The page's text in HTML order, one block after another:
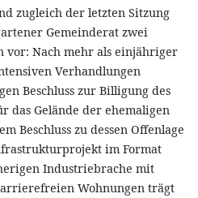
zugleich der letzten Sitzung
Gemeinderat zwei
vor: Nach mehr als einjähriger
Verhandlungen
Beschluss zur Billigung des
das Gelände der ehemaligen
Beschluss zu dessen Offenlage
im Format
Industriebrache mit
Wohnungen trägt